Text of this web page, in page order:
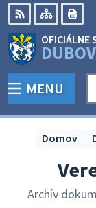
Preskočiť
na
obsah
RSS Mapa
OFICIÁLNE
MENU
Archív
Domov